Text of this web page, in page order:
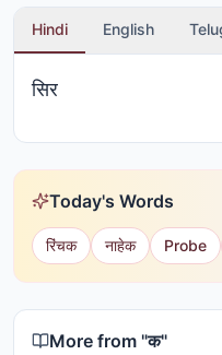
Hindi English
सिर
Today's Words
रिंचक नाहेक Probe
More from "क"